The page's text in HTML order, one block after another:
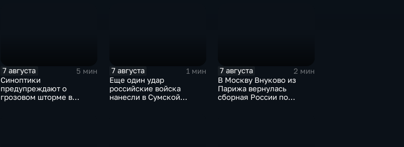
7 августа
5 мин
Синоптики
предупреждают о
грозовом шторме в
7 августа
1 мин
Еще один удар
российские войска
нанесли в Сумской
7 августа
2 мин
В Москву Внуково из
Парижа вернулась
сборная России по